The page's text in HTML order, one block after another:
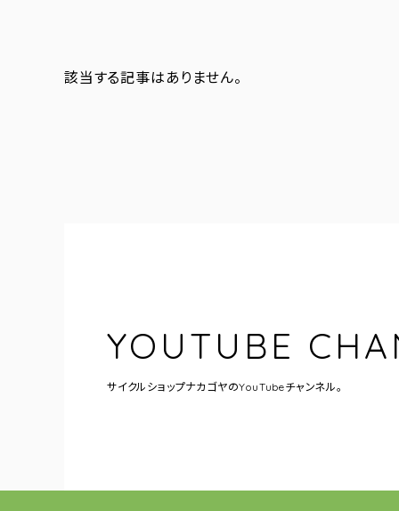
該当する記事はありません。
YOUTUBE
サイクルショップナカゴヤのYouTubeチャンネル。